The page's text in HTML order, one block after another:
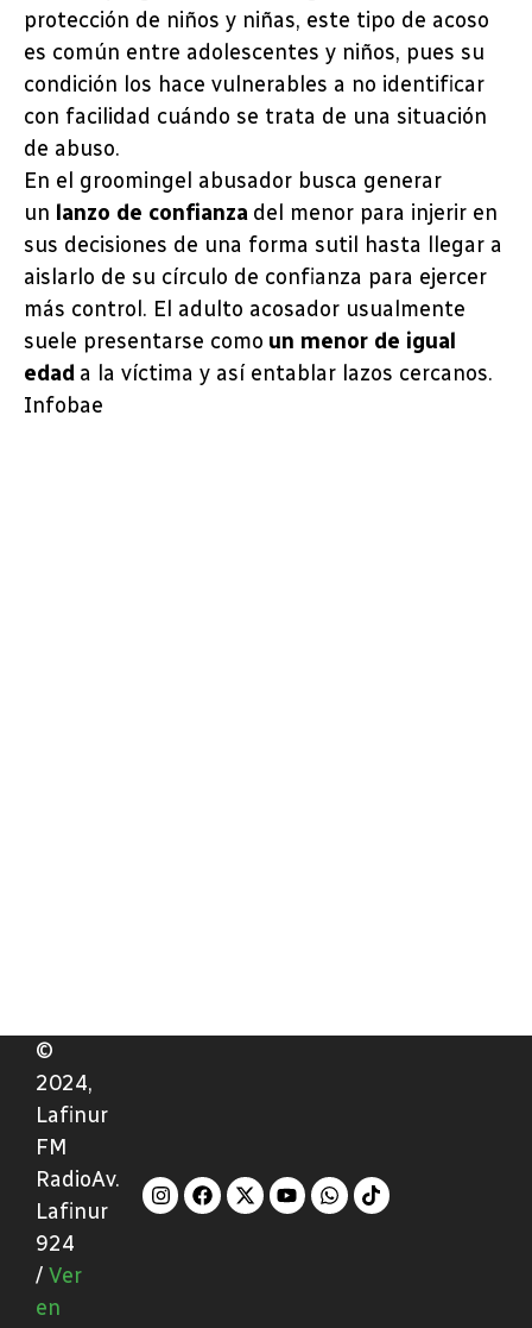
protección de niños y niñas, este tipo de acoso
es común entre adolescentes y niños, pues su
condición los hace vulnerables a no identificar
con facilidad cuándo se trata de una situación
de abuso.
En el groomingel abusador busca generar
un lanzo de confianza del menor para injerir en
sus decisiones de una forma sutil hasta llegar a
aislarlo de su círculo de confianza para ejercer
más control. El adulto acosador usualmente
suele presentarse como un menor de igual
edad a la víctima y así entablar lazos cercanos.
Infobae
©
2024,
Lafinur
FM
RadioAv.
Lafinur
924
/ Ver
en